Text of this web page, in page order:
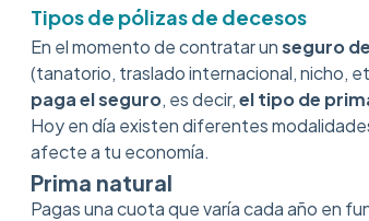
Tipos de pólizas de decesos
En el momento de contratar unseguro
(tanatorio, traslado internacional, nicho,
paga el seguro, es decir,el tipo de
Hoy en día existen diferentes
afecte a tu economía.
Prima natural
Pagas una cuota que varía cada año en